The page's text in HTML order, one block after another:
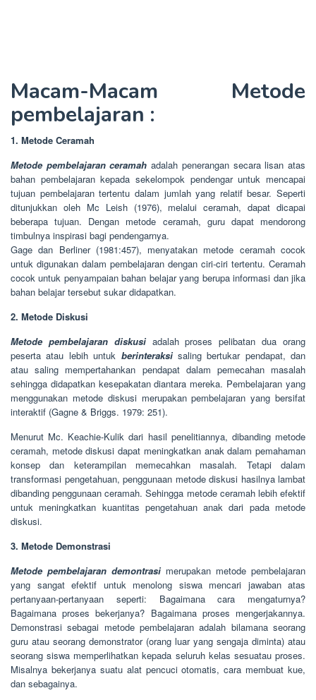
Macam-Macam Metode
pembelajaran :
1. Metode Ceramah
Metode pembelajaran ceramah adalah penerangan secara lisan atas
bahan pembelajaran kepada sekelompok pendengar untuk mencapai
tujuan pembelajaran tertentu dalam jumlah yang relatif besar. Seperti
ditunjukkan oleh Mc Leish (1976), melalui ceramah, dapat dicapai
beberapa tujuan. Dengan metode ceramah, guru dapat mendorong
timbulnya inspirasi bagi pendengarnya.
Gage dan Berliner (1981:457), menyatakan metode ceramah cocok
untuk digunakan dalam pembelajaran dengan ciri-ciri tertentu. Ceramah
cocok untuk penyampaian bahan belajar yang berupa informasi dan jika
bahan belajar tersebut sukar didapatkan.
2. Metode Diskusi
Metode pembelajaran diskusiadalah proses pelibatan dua orang
peserta atau lebih untuk berinteraksisaling bertukar pendapat, dan
atau saling mempertahankan pendapat dalam pemecahan masalah
sehingga didapatkan kesepakatan diantara mereka. Pembelajaran yang
menggunakan metode diskusi merupakan pembelajaran yang bersifat
interaktif (Gagne & Briggs. 1979: 251).
Menurut Mc. Keachie-Kulik dari hasil penelitiannya, dibanding metode
ceramah, metode diskusi dapat meningkatkan anak dalam pemahaman
konsep dan keterampilan memecahkan masalah. Tetapi dalam
transformasi pengetahuan, penggunaan metode diskusi hasilnya lambat
dibanding penggunaan ceramah. Sehingga metode ceramah lebih efektif
untuk meningkatkan kuantitas pengetahuan anak dari pada metode
diskusi.
3. Metode Demonstrasi
Metode pembelajaran demontrasi merupakan metode pembelajaran
yang sangat efektif untuk menolong siswa mencari jawaban atas
pertanyaan-pertanyaan seperti: Bagaimana cara mengaturnya?
Bagaimana proses bekerjanya? Bagaimana proses mengerjakannya.
Demonstrasi sebagai metode pembelajaran adalah bilamana seorang
guru atau seorang demonstrator (orang luar yang sengaja diminta) atau
seorang siswa memperlihatkan kepada seluruh kelas sesuatau proses.
Misalnya bekerjanya suatu alat pencuci otomatis, cara membuat kue,
dan sebagainya.